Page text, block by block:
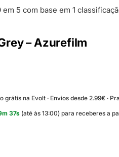
em 5 com base em1
– Azurefilm
grátis na Evolt · Envios desde 2.99€ ·
m36s(até às 13:00) para receberes a